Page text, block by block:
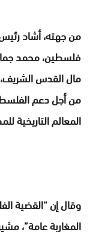
من جهته، أشاد
فلسطين، محمد جمال
مال القدس
من أجل دعم
المعالم التاريخية
وقال إن “القضية
المغاربة عامة”،